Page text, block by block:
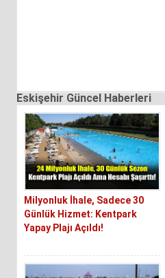
Eskişehir Güncel Haberleri
Milyonluk İhale, Sadece 30
Günlük Hizmet: Kentpark
Yapay Plajı Açıldı!